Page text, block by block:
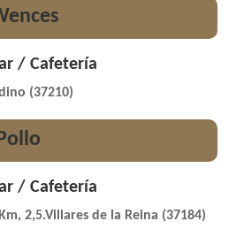
/ Cafetería
(37210)
/ Cafetería
2,5.Villares de la Reina (37184)